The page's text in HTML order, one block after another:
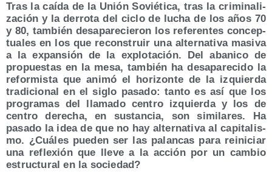
Tras la caí­da de la Unión Sovié­ti­ca, tras la cri­mi­na­li­
za­ción y la derro­ta del ciclo de lucha de los años 70
y 80, tam­bién des­apa­re­cie­ron los refe­ren­tes con­cep­
tua­les en los que recons­truir una alter­na­ti­va masi­va
a la expan­sión de la explo­ta­ción. Del aba­ni­co de
pro­pues­tas en la mesa, tam­bién ha des­apa­re­ci­do la
refor­mis­ta que ani­mó el hori­zon­te de la izquier­da
tra­di­cio­nal en el siglo pasa­do: tan­to es así que los
pro­gra­mas del lla­ma­do cen­tro izquier­da y los de
cen­tro dere­cha, en sus­tan­cia, son simi­la­res. Ha
pasa­do la idea de que no hay alter­na­ti­va al capi­ta­lis­
mo. ¿Cuá­les pue­den ser las palan­cas para reini­ciar
una refle­xión que lle­ve a la acción por un cam­bio
estruc­tu­ral en la sociedad?